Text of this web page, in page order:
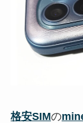
格安SIMの